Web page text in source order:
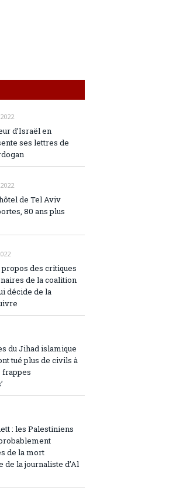
d’Israël en
ses lettres de
de Tel Aviv
80 ans plus
propos des critiques
de la coalition
décide de la
du Jihad islamique
tué plus de civils à
frappes
: les Palestiniens
de la mort
de la journaliste d’Al